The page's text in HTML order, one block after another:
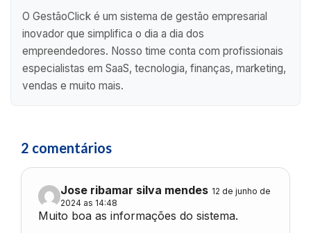
O GestãoClick é um sistema de gestão empresarial
inovador que simplifica o dia a dia dos
empreendedores. Nosso time conta com profissionais
especialistas em SaaS, tecnologia, finanças, marketing,
vendas e muito mais.
2 comentários
Jose ribamar silva mendes 12 de junho de
2024 as 14:48
Muito boa as informações do sistema.